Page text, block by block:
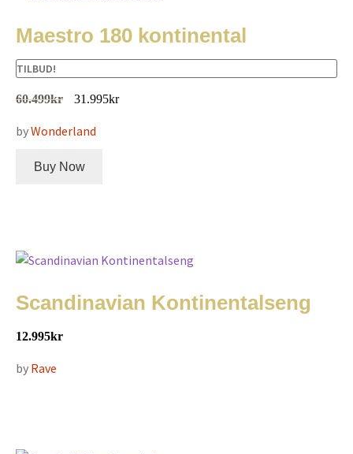
Maestro 180 kontinental
TILBUD!
60.499kr 31.995kr
byWonderland
Buy Now
Scandinavian Kontinentalseng
12.995kr
by Rave